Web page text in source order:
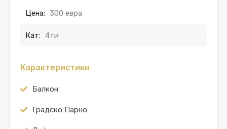
Цена: 300 евра
Кат: 4ти
Карактеристики
Балкон
Градско Парно